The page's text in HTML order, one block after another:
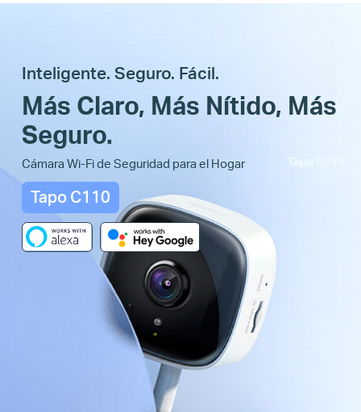
Inteligente. Seguro. Fácil.
Más Claro, Más Nítido, Más
Seguro.
Cámara Wi-Fi de Seguridad para el Hogar
Tapo C110